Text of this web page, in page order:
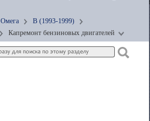
Омега
B (1993-1999)
Капремонт бензиновых двигателей